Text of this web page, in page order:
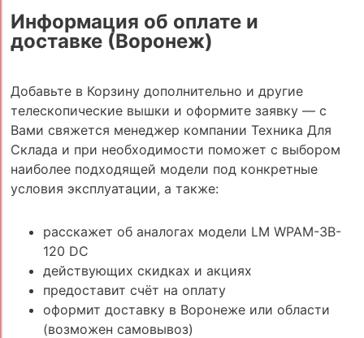
Информация об оплате и
доставке (Воронеж)
Добавьте в Корзину дополнительно и другие
телескопические вышки и оформите заявку — с
Вами свяжется менеджер компании Техника Для
Склада и при необходимости поможет с выбором
наиболее подходящей модели под конкретные
условия эксплуатации, а также:
расскажет об аналогах модели LM WPAM-3B-
120 DC
действующих скидках и акциях
предоставит счёт на оплату
оформит доставку в Воронеже или области
(возможен самовывоз)